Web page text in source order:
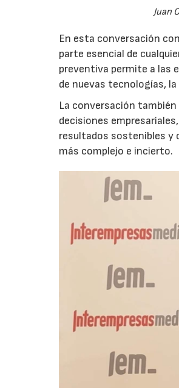
Juan
En esta conversación
parte esencial de
preventiva permite a las
de nuevas tecnologías,
La conversación
decisiones
resultados sostenibles y
más complejo e incierto.